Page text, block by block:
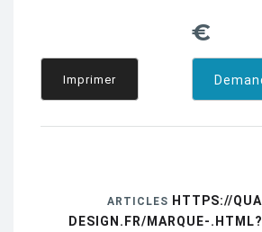
€
Imprimer
ARTICLES HTTPS://
DESIGN.FR/MARQUE-